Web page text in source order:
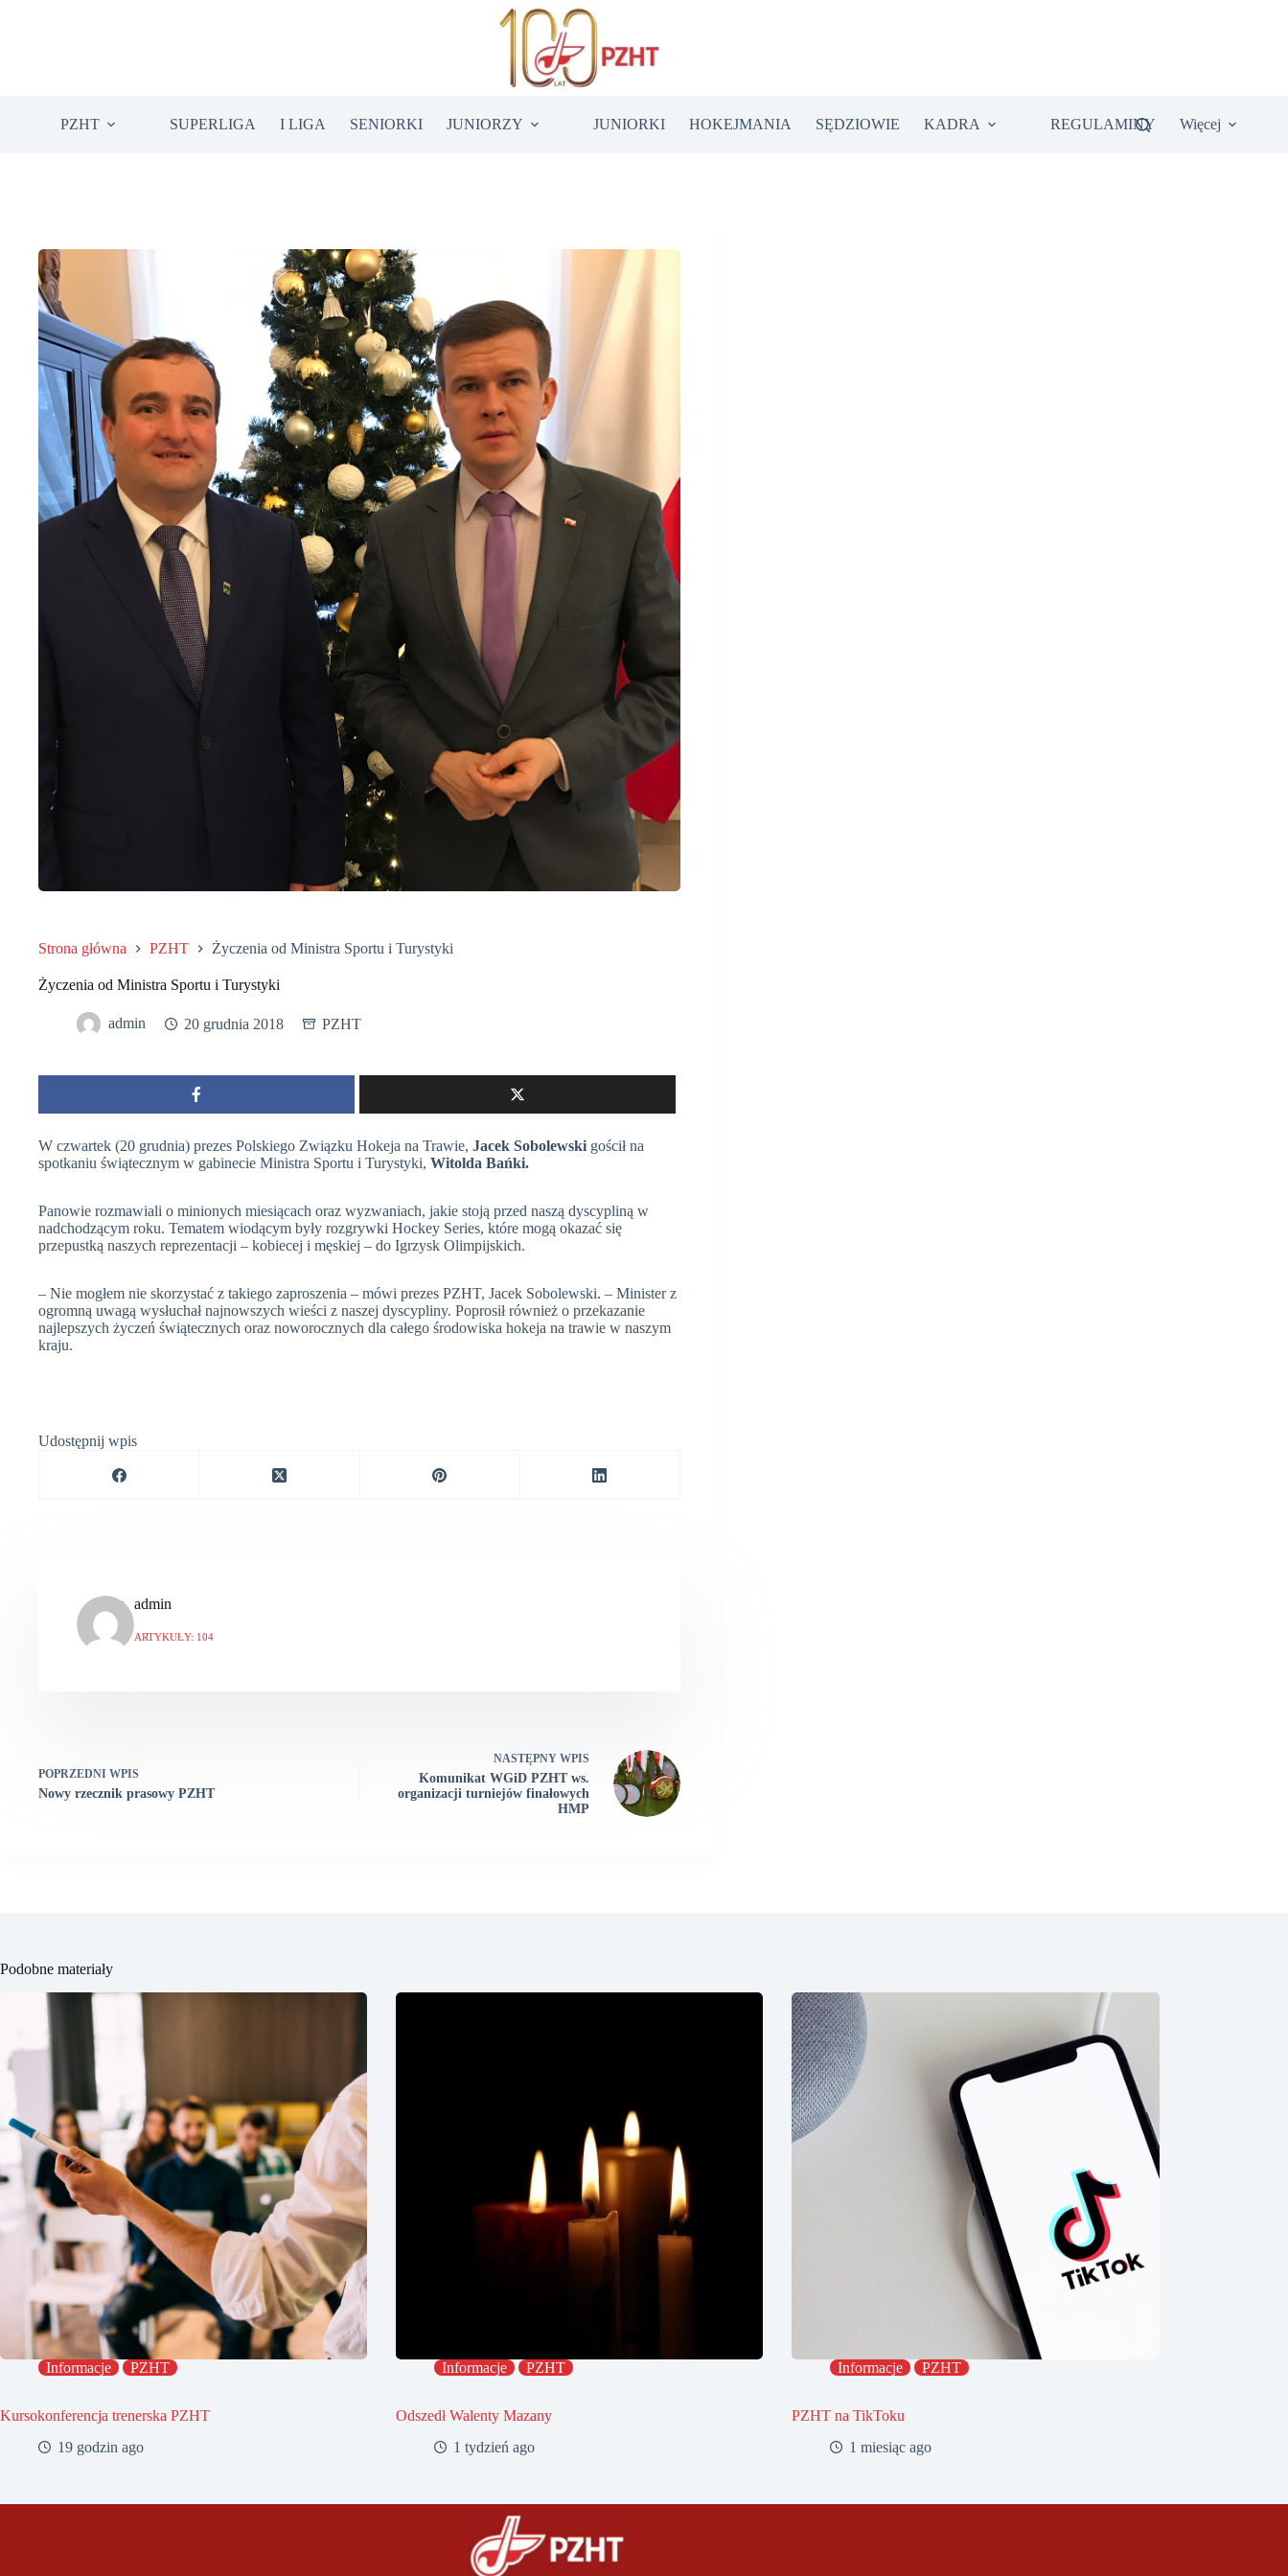
PZHT SUPERLIGA I LIGA SENIORKI JUNIORZY JUNIORKI HOKEJMANIA SĘDZIOWIE KADRA REGULAMINY Więcej
Strona główna PZHT Życzenia od Ministra Sportu i Turystyki
Życzenia od Ministra Sportu i Turystyki
admin 20 grudnia 2018 PZHT
W czwartek (20 grudnia) prezes Polskiego Związku Hokeja na Trawie, Jacek Sobolewski gościł na
spotkaniu świątecznym w gabinecie Ministra Sportu i Turystyki, Witolda Bańki.
Panowie rozmawiali o minionych miesiącach oraz wyzwaniach, jakie stoją przed naszą dyscypliną w
nadchodzącym roku. Tematem wiodącym były rozgrywki Hockey Series, które mogą okazać się
przepustką naszych reprezentacji – kobiecej i męskiej – do Igrzysk Olimpijskich.
– Nie mogłem nie skorzystać z takiego zaproszenia – mówi prezes PZHT, Jacek Sobolewski. – Minister z
ogromną uwagą wysłuchał najnowszych wieści z naszej dyscypliny. Poprosił również o przekazanie
najlepszych życzeń świątecznych oraz noworocznych dla całego środowiska hokeja na trawie w naszym
kraju.
Udostępnij wpis
admin
ARTYKUŁY: 104
POPRZEDNI WPIS
Nowy rzecznik prasowy PZHT
NASTĘPNY WPIS
Komunikat WGiD PZHT ws.
organizacji turniejów finałowych
HMP
Podobne materiały
Informacje PZHT
Kursokonferencja trenerska PZHT
19 godzin ago
Informacje PZHT
Odszedł Walenty Mazany
1 tydzień ago
Informacje PZHT
PZHT na TikToku
1 miesiąc ago